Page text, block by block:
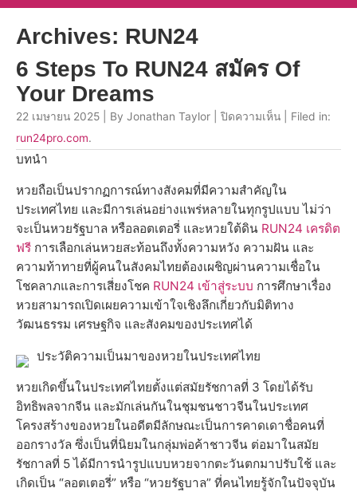
Archives: RUN24
6 Steps To RUN24 สมัคร Of
Your Dreams
22 เมษายน 2025 | By Jonathan Taylor |ปิดความเห็น
| Filed in:
run24pro.com.
บทนำ
หวยถือเป็นปรากฏการณ์ทางสังคมที่มีความสำคัญใน
ประเทศไทย และมีการเล่นอย่างแพร่หลายในทุกรูปแบบ ไม่ว่า
จะเป็นหวยรัฐบาล หรือลอตเตอรี่ และหวยใต้ดิน RUN24 เครดิต
ฟรี การเลือกเล่นหวยสะท้อนถึงทั้งความหวัง ความฝัน และ
ความท้าทายที่ผู้คนในสังคมไทยต้องเผชิญผ่านความเชื่อใน
โชคลาภและการเสี่ยงโชค RUN24 เข้าสู่ระบบ การศึกษาเรื่อง
หวยสามารถเปิดเผยความเข้าใจเชิงลึกเกี่ยวกับมิติทาง
วัฒนธรรม เศรษฐกิจ และสังคมของประเทศได้
ประวัติความเป็นมาของหวยในประเทศไทย
หวยเกิดขึ้นในประเทศไทยตั้งแต่สมัยรัชกาลที่ 3 โดยได้รับ
อิทธิพลจากจีน และมักเล่นกันในชุมชนชาวจีนในประเทศ
โครงสร้างของหวยในอดีตมีลักษณะเป็นการคาดเดาชื่อคนที่
ออกรางวัล ซึ่งเป็นที่นิยมในกลุ่มพ่อค้าชาวจีน ต่อมาในสมัย
รัชกาลที่ 5 ได้มีการนำรูปแบบหวยจากตะวันตกมาปรับใช้ และ
เกิดเป็น “ลอตเตอรี่” หรือ “หวยรัฐบาล” ที่คนไทยรู้จักในปัจจุบัน